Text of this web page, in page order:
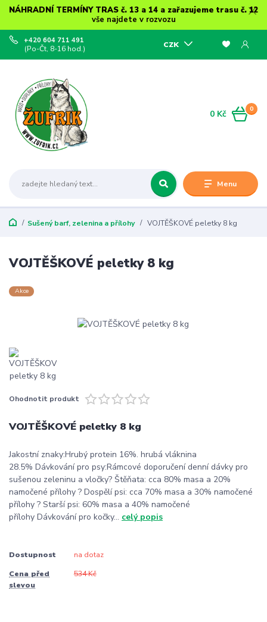
NÁHRADNÍ TERMÍNY TRAS č. 13 a 14 a zařazujeme trasu č. 12
vše najdete v rozvozu
Menu
CZK
+420 604 711 491
(Po-Čt, 8-16 hod.)
0
0 Kč
Sušený barf, zelenina a přílohy VOJTĚŠKOVÉ peletky 8 kg
VOJTĚŠKOVÉ peletky 8 kg
Akce
Ohodnotit produkt
VOJTĚŠKOVÉ peletky 8 kg
Jakostní znaky:Hrubý protein 16%. hrubá vláknina
28.5% Dávkování pro psy:Rámcové doporučení denní dávky pro
sušenou zeleninu a vločky? Štěňata: cca 80% masa a 20%
namočené přílohy ? Dospělí psi: cca 70% masa a 30% namočené
přílohy ? Starší psi: 60% masa a 40% namočené
přílohy Dávkování pro kočky... celý popis
Dostupnost na dotaz
Cena před
slevou
534 Kč